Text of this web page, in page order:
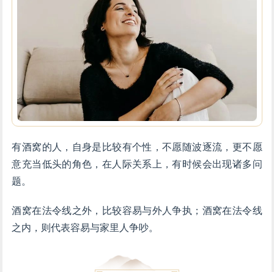
有酒窝的人，自身是比较有个性，不愿随波逐流，更不愿
意充当低头的角色，在人际关系上，有时候会出现诸多问
题。
酒窝在法令线之外，比较容易与外人争执；酒窝在法令线
之内，则代表容易与家里人争吵。